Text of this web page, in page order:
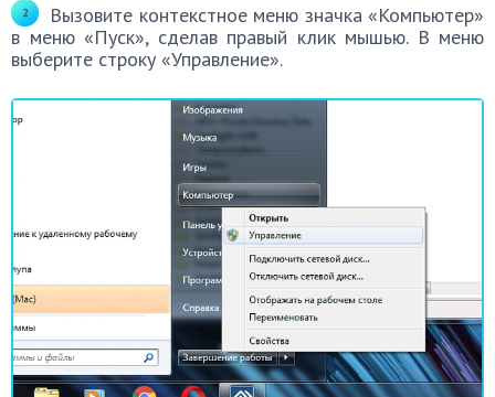
Вызовите контекстное меню значка «Компьютер»
в меню «Пуск», сделав правый клик мышью. В меню
выберите строку «Управление».